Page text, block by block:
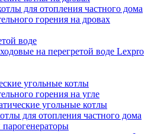
для отопления частного дома
горения на дровах
воде
на перегретой воде Lexpro
угольные котлы
горения на угле
угольные котлы
для отопления частного дома